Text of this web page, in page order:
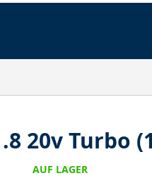
20v Turbo
AUF LAGER